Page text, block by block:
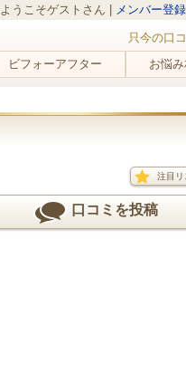
ようこそゲストさん | メンバー登録
只今の口
ビフォーアフター お悩
注目リ
口コミを投稿